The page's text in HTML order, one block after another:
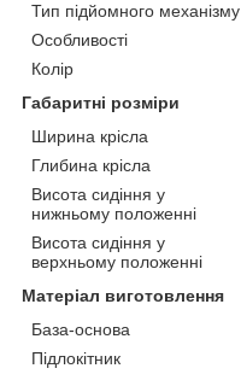
Тип підйомного механізму
Особливості
Колір
Габаритні розміри
Ширина крісла
Глибина крісла
Висота сидіння у
нижньому положенні
Висота сидіння у
верхньому положенні
Матеріал виготовлення
База-основа
Підлокітник